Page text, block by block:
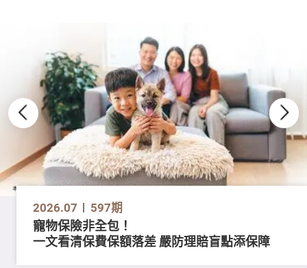
2026.07 597期
寵物保險非全包！
一文看清保費保額落差 嚴防理賠盲點添保障